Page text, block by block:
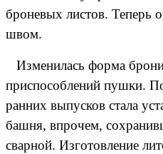
броневых листов. Теперь
швом.
Изменилась форма
приспособлений пушки.
ранних выпусков стала
башня, впрочем,
сварной. Изготовление